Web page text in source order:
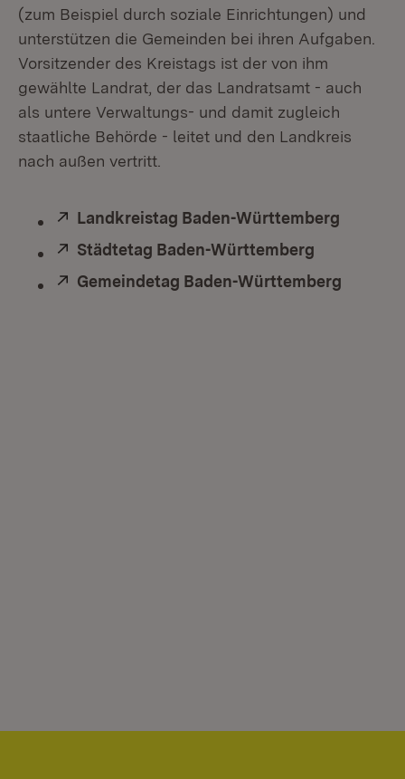
(zum Beispiel durch soziale Einrichtungen) und
unterstützen die Gemeinden bei ihren Aufgaben.
Vorsitzender des Kreistags ist der von ihm
gewählte Landrat, der das Landratsamt - auch
als untere Verwaltungs- und damit zugleich
staatliche Behörde - leitet und den Landkreis
nach außen vertritt.
Extern:
Landkreistag Baden-Württemberg
Extern:
Städtetag Baden-Württemberg
Extern:
Gemeindetag Baden-Württemberg